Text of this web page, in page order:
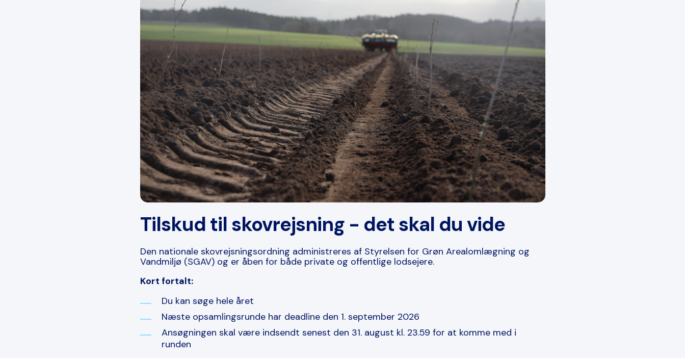
Tilskud til skovrejsning - det skal du vide
Den nationale skovrejsningsordning administreres af Styrelsen for Grøn Arealomlægning og
Vandmiljø (SGAV) og er åben for både private og offentlige lodsejere.
Kort fortalt:
Du kan søge hele året
Næste opsamlingsrunde har deadline den 1. september 2026
Ansøgningen skal være indsendt senest den 31. august kl. 23.59 for at komme med i
runden